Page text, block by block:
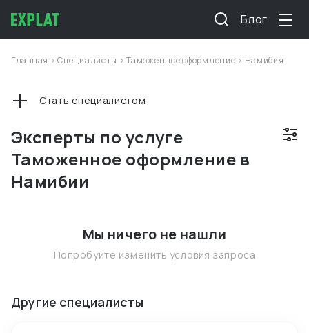
Блог
Главная >Специалисты >Таможенное оформление > Намибия
Эксперты по услуге
Таможенное оформление в
Намибии
Стать специалистом
Мы ничего не нашли
Попробуйте изменить условия запроса
Другие специалисты